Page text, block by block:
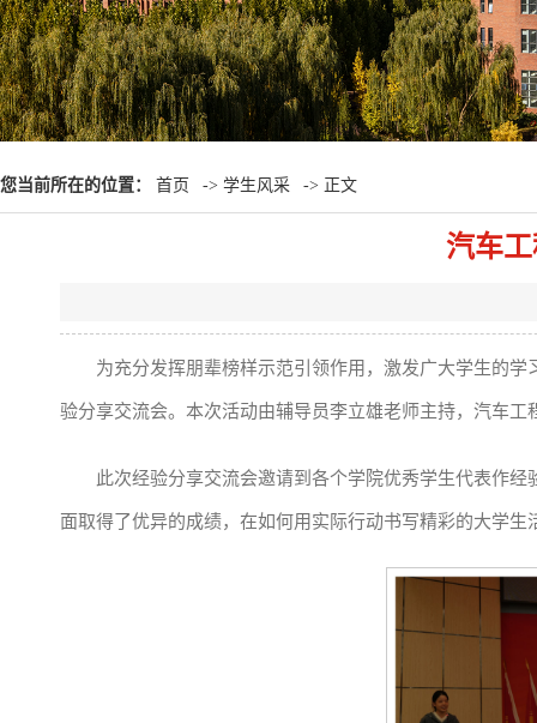
您当前所在的位置： 首页 -> 学生风采 -> 正文
汽车
为充分发挥朋辈榜样示范引领作用，激发广大学生的
验分享交流会。本次活动由辅导员李立雄老师主持，汽车
此次经验分享交流会邀请到各个学院优秀学生代表作
面取得了优异的成绩，在如何用实际行动书写精彩的大学生